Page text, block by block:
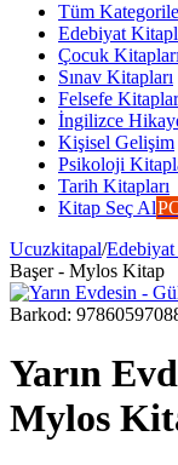
Tüm
Edebiyat
Çocuk Kitapları
Sınav Kitapları
Felsefe
İngilizce
Kişisel Gelişim
Psikoloji
Tarih Kitapları
Kitap Seç Al
Ucuzkitapal/Edebiyat
Başer - Mylos Kitap
Barkod:
Yarın
Mylos